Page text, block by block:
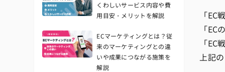
くわしいサービス内容や費
用目安・メリットを解説
ECマーケティングとは？従
来のマーケティングとの違
いや成果につながる施策を
解説
「
「
「
上記